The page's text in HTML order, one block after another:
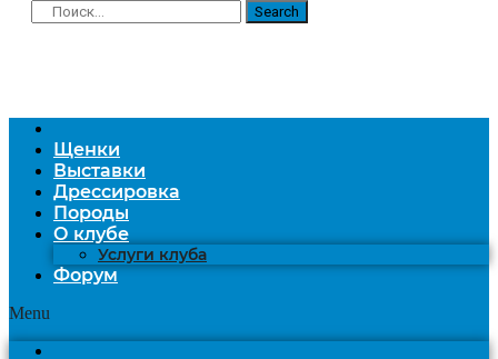
Search
Щенки
Выставки
Дрессировка
Породы
О клубе
Услуги клуба
Форум
Menu